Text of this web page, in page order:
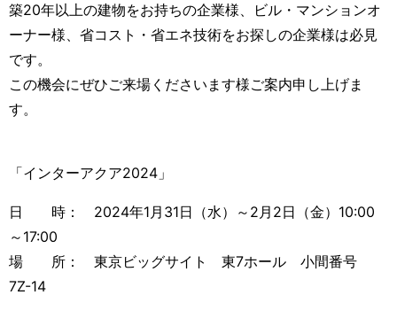
築20年以上の建物をお持ちの企業様、ビル・マンションオ
ーナー様、省コスト・省エネ技術をお探しの企業様は必見
です。
この機会にぜひご来場くださいます様ご案内申し上げま
す。
「インターアクア2024」
日 時： 2024年1月31日（水）～2月2日（金）10:00
～17:00
場 所： 東京ビッグサイト 東7ホール 小間番号
7Z-14